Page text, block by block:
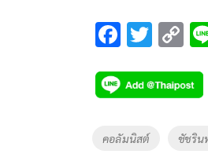
F
e
b
o
T
tt
er
C
p
y
Li
Tags
คอลัมนิสต์ ชัชริน